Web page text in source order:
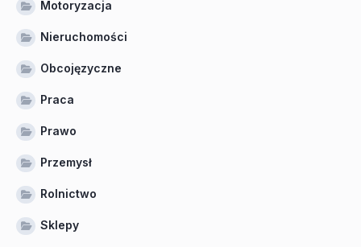
Motoryzacja
Nieruchomości
Obcojęzyczne
Praca
Prawo
Przemysł
Rolnictwo
Sklepy